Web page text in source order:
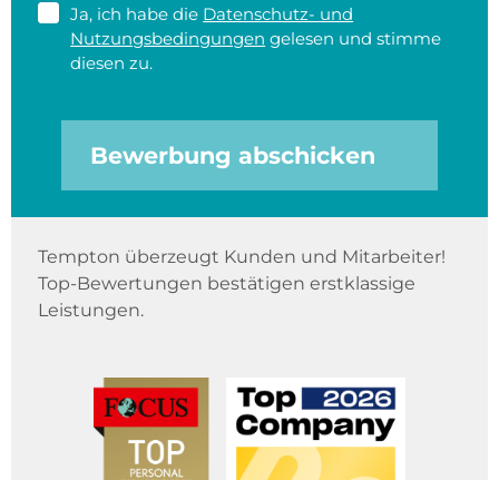
Ja, ich habe die Datenschutz- und
Nutzungsbedingungen gelesen und stimme
diesen zu.
Bewerbung abschicken
Tempton überzeugt Kunden und Mitarbeiter!
Top-Bewertungen bestätigen erstklassige
Leistungen.